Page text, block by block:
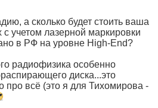
а сколько будет стоить ваша
с учетом лазерной маркировки
в РФ на уровне High-End?
радиофизика особенно
диска...это
про всё (это я для Тихомирова -